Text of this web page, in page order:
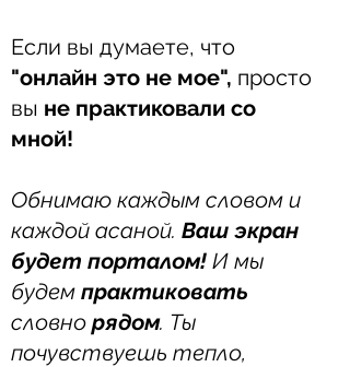
Если вы думаете, что
"онлайн это не мое", просто
вы не практиковали со
мной!
Обнимаю каждым словом и
каждой асаной. Ваш экран
будет порталом! И мы
будем практиковать
словно рядом. Ты
почувствуешь тепло,